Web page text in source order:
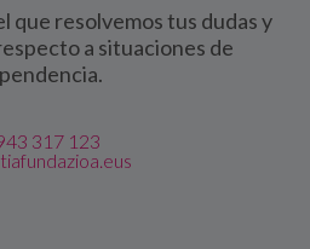
que resolvemos tus dudas y
a situaciones de
317 123